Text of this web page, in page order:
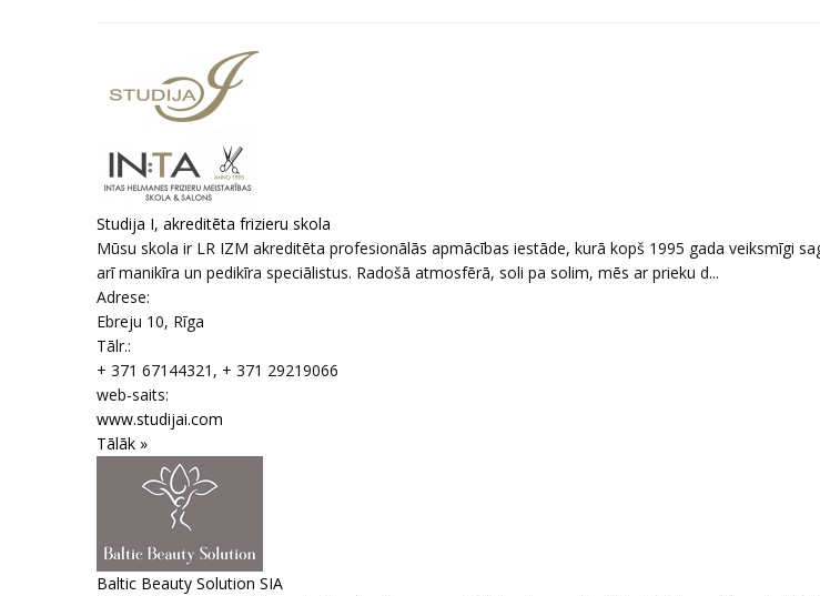
Studija I, akreditēta frizieru skola
Mūsu skola ir LR IZM akreditēta profesionālās apmācības iestāde, kurā kopš 1995 gada veiksmīgi
arī manikīra un pedikīra speciālistus. Radošā atmosfērā, soli pa solim, mēs ar prieku d...
Adrese:
Ebreju 10, Rīga
Tālr.:
+ 371 67144321, + 371 29219066
web-saits:
www.studijai.com
Tālāk »
Baltic Beauty Solution SIA